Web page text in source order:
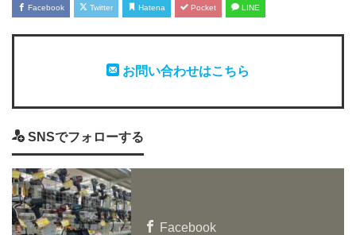
Facebook Twitter Hatena Pocket LINE
お問い合わせはこちら
SNSでフォローする
Facebook